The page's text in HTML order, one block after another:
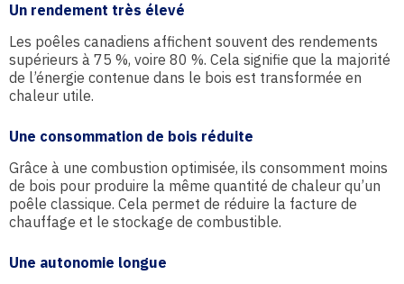
Un rendement très élevé
Les poêles canadiens affichent souvent des rendements
supérieurs à 75 %, voire 80 %. Cela signifie que la majorité
de l’énergie contenue dans le bois est transformée en
chaleur utile.
Une consommation de bois réduite
Grâce à une combustion optimisée, ils consomment moins
de bois pour produire la même quantité de chaleur qu’un
poêle classique. Cela permet de réduire la facture de
chauffage et le stockage de combustible.
Une autonomie longue